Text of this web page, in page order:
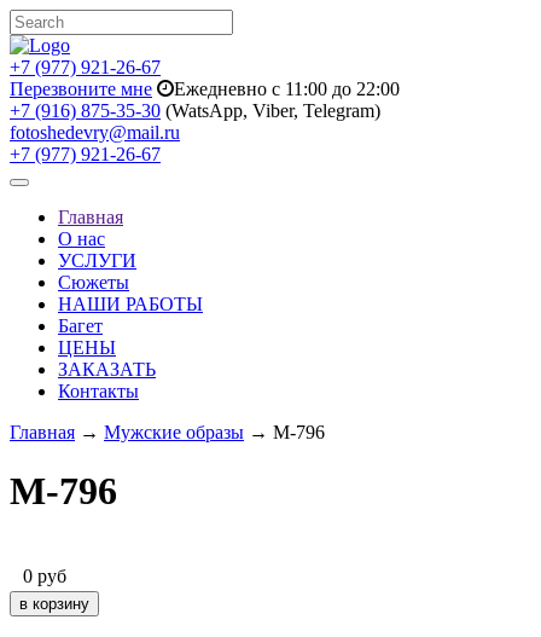
+7 (977) 921-26-67
Перезвоните мне
Ежедневно с 11:00 до 22:00
+7 (916) 875-35-30 (WatsApp, Viber, Telegram)
fotoshedevry@mail.ru
+7 (977) 921-26-67
Toggle
navigationГлавная
О нас
УСЛУГИ
Сюжеты
НАШИ РАБОТЫ
Багет
ЦЕНЫ
ЗАКАЗАТЬ
Контакты
Главная → Мужские образы → M-796
M-796
0 руб